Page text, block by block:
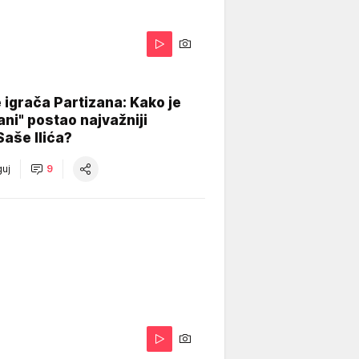
igrača Partizana: Kako je
postao najvažniji
Ilića?
9